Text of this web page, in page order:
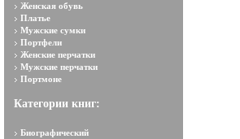
Женская обувь
Платье
Мужские сумки
Портфели
Женские перчатки
Мужские перчатки
Портмоне
Категории книг:
Биографический